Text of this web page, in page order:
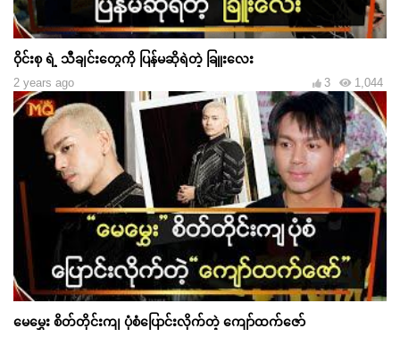
ဝိုင်းစု ရဲ့ သီချင်းတွေကို ပြန်မဆိုရဲတဲ့ ခြူးလေး
2 years ago 1,044
3
မေမွှေး စိတ်တိုင်းကျ ပုံစံပြောင်းလိုက်တဲ့ ကျော်ထက်ဇော်